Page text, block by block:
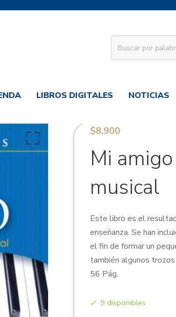
LIBROS DIGITALES NOTICIAS
$8,900
Mi
musical
Este libro es el
enseñanza. Se han
el fin de formar un
también algunos
56 Pág.
9 disponibles